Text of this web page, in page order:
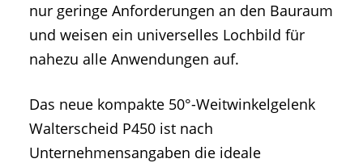
nur geringe Anforderungen an den Bauraum
und weisen ein universelles Lochbild für
nahezu alle Anwendungen auf.
Das neue kompakte 50°-Weitwinkelgelenk
Walterscheid P450 ist nach
Unternehmensangaben die ideale